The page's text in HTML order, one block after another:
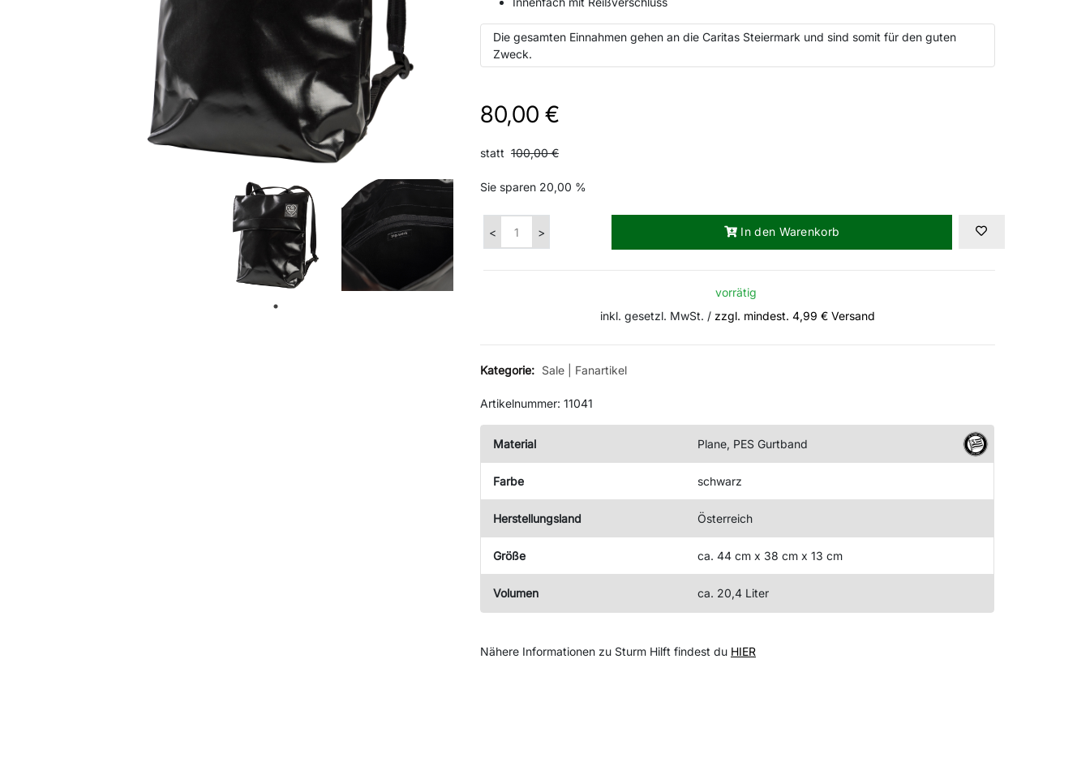
Die gesamten Einnahmen gehen an die Caritas Steiermark und sind somit für den guten
Zweck.
80,00 €
statt 100,00 €
Sie sparen 20,00 %
In den Warenkorb
vorrätig
inkl. gesetzl. MwSt. / zzgl. mindest. 4,99 € Versand
Kategorie: Sale Fanartikel
Artikelnummer: 11041
Material Plane, PES Gurtband
Farbe schwarz
Herstellungsland Österreich
Größe ca. 44 cm x 38 cm x 13 cm
Volumen ca. 20,4 Liter
Nähere Informationen zu Sturm Hilft findest du HIER